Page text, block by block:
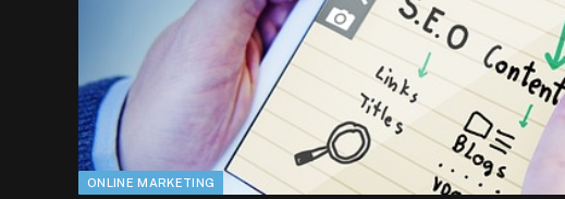
ONLINE MARKETING